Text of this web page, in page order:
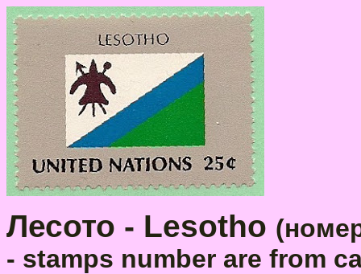
Лесото - Lesotho
- stamps number are from